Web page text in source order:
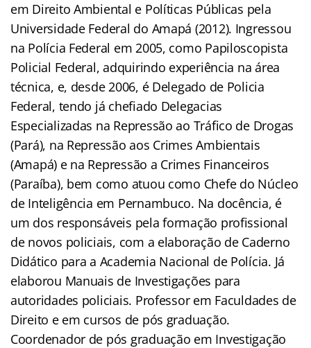
em Direito Ambiental e Políticas Públicas pela
Universidade Federal do Amapá (2012). Ingressou
na Polícia Federal em 2005, como Papiloscopista
Policial Federal, adquirindo experiência na área
técnica, e, desde 2006, é Delegado de Policia
Federal, tendo já chefiado Delegacias
Especializadas na Repressão ao Tráfico de Drogas
(Pará), na Repressão aos Crimes Ambientais
(Amapá) e na Repressão a Crimes Financeiros
(Paraíba), bem como atuou como Chefe do Núcleo
de Inteligência em Pernambuco. Na docência, é
um dos responsáveis pela formação profissional
de novos policiais, com a elaboração de Caderno
Didático para a Academia Nacional de Polícia. Já
elaborou Manuais de Investigações para
autoridades policiais. Professor em Faculdades de
Direito e em cursos de pós graduação.
Coordenador de pós graduação em Investigação